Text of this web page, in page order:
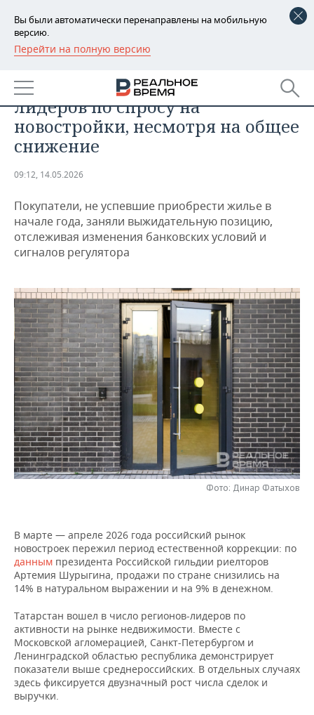
Вы были автоматически перенаправлены на мобильную
версию.
Перейти на полную версию
РЕГИОНЫ
БАШКОРТОСТАН
ТАТАРСТАН
УДМУРТИЯ
НОВОСТИ
АНАЛИТИКА
НОВОСТИ АНАЛИТИКИ
ДЕКЛАРАЦИИ О ДОХОДАХ
КОРОЛИ ГОСЗАКАЗА ПФО
ВУЗЫ ТАТАРСТАНА
ТОРГОВЫЕ ЦЕНТРЫ
ТАТАРСТАНА
ЭКОНОМИКА
НОВОСТИ ЭКОНОМИКИ
ФИНАНСЫ
БАНКИ
ИНВЕСТИЦИИ
ПРОМЫШЛЕННОСТЬ
НОВОСТИ
ПРОМЫШЛЕННОСТИ
АГРОПРОМ
МАШИНОСТРОЕНИЕ
НЕФТЕХИМИЯ
НЕФТЬ
ОПК
ЭНЕРГЕТИКА
НЕДВИЖИМОСТЬ
НОВОСТИ НЕДВИЖИМОСТИ
АВТО
НОВОСТИ БИЗНЕСА
РОЗНИЧНАЯ ТОРГОВЛЯ
ТРАНСПОРТ
УСЛУГИ
ТЕХНОЛОГИИ
НОВОСТИ ТЕХНОЛОГИЙ
IT
МЕДИА
ТЕЛЕКОММУНИКАЦИИ
МЕРОПРИЯТИЯ
НОВОСТИ МЕРОПРИЯТИЙ
ВЫЕЗДНАЯ РЕДАКЦИЯ
БИЗНЕС-БРАНЧИ
ONLINE-КОНФЕРЕНЦИИ
СПОРТ
НОВОСТИ СПОРТА
ФУТБОЛ
ХОККЕЙ
ВОЛЕЙБОЛ
КИБЕРСПОРТ
ВОДНЫЕ ВИДЫ СПОРТА
ХОККЕЙ С МЯЧОМ
ОБЩЕСТВО
НОВОСТИ ОБЩЕСТВА
ВЛАСТЬ
ИСТОРИЯ
КУЛЬТУРА
ОБРАЗОВАНИЕ
ПРОИСШЕСТВИЯ
ФОТОГАЛЕРЕЯ
СЮЖЕТЫ
СПИСОК ПЕРСОН
СПИСОК КОМПАНИЙ
ПОЛНАЯ ВЕРСИЯ
Татарстан остается в числе
лидеров по спросу на
новостройки, несмотря на общее
снижение
09:12, 14.05.2026
Покупатели, не успевшие приобрести жилье в
начале года, заняли выжидательную позицию,
отслеживая изменения банковских условий и
сигналов регулятора
Фото: Динар Фатыхов
В марте — апреле 2026 года российский рынок
новостроек пережил период естественной коррекции: по
данным президента Российской гильдии риелторов
Артемия Шурыгина, продажи по стране снизились на
14% в натуральном выражении и на 9% в денежном.
Татарстан вошел в число регионов-лидеров по
активности на рынке недвижимости. Вместе с
Московской агломерацией, Санкт-Петербургом и
Ленинградской областью республика демонстрирует
показатели выше среднероссийских. В отдельных случаях
здесь фиксируется двузначный рост числа сделок и
выручки.